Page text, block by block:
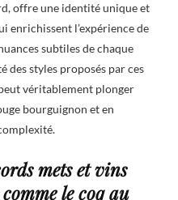
offre une identité unique et
enrichissent l’expérience de
subtiles de chaque
styles proposés par ces
véritablement plonger
bourguignon et en
mets et vins
le coq au